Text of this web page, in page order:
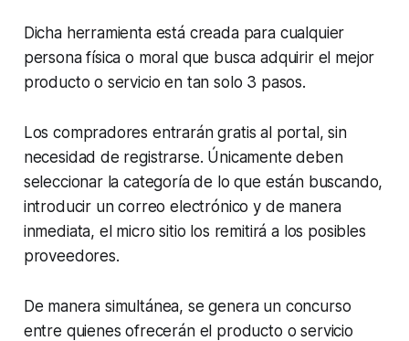
Dicha herramienta está creada para cualquier
persona física o moral que busca adquirir el mejor
producto o servicio en tan solo 3 pasos.
Los compradores entrarán gratis al portal, sin
necesidad de registrarse. Únicamente deben
seleccionar la categoría de lo que están buscando,
introducir un correo electrónico y de manera
inmediata, el micro sitio los remitirá a los posibles
proveedores.
De manera simultánea, se genera un concurso
entre quienes ofrecerán el producto o servicio